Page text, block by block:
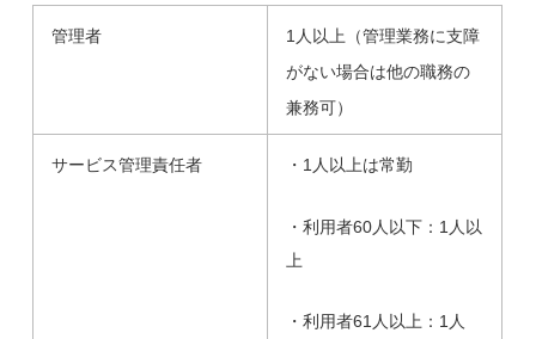
管理者
1人以上（管理業務に支障
がない場合は他の職務の
兼務可）
サービス管理責任者 ・1人以上は常勤
・利用者60人以下：1人以
上
・利用者61人以上：1人